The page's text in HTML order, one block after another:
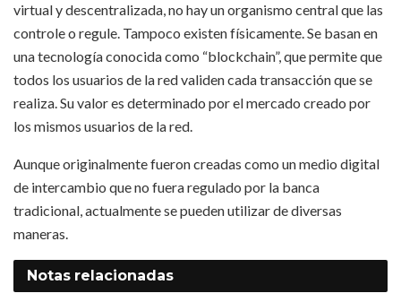
virtual y descentralizada, no hay un organismo central que las
controle o regule. Tampoco existen físicamente. Se basan en
una tecnología conocida como “blockchain”, que permite que
todos los usuarios de la red validen cada transacción que se
realiza. Su valor es determinado por el mercado creado por
los mismos usuarios de la red.
Aunque originalmente fueron creadas como un medio digital
de intercambio que no fuera regulado por la banca
tradicional, actualmente se pueden utilizar de diversas
maneras.
Notas relacionadas